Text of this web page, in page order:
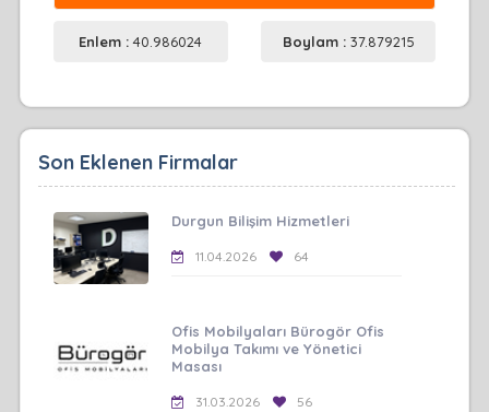
Enlem :40.986024 Boylam : 37.879215
Son Eklenen Firmalar
Durgun Bilişim Hizmetleri
11.04.2026 64
Ofis Mobilyaları Bürogör Ofis
Mobilya Takımı ve Yönetici
Masası
31.03.2026 56